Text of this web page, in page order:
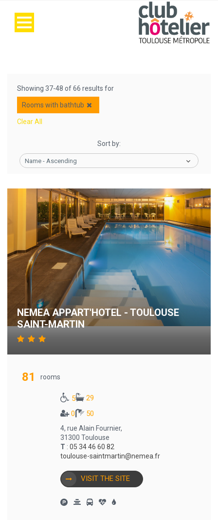
Showing 37-48 of 66 results for
Rooms with bathtub
Clear All
Sort by:
Name - Ascending
NEMEA APPART'HOTEL - TOULOUSE
SAINT-MARTIN
81 rooms
5
29
0
50
4, rue Alain Fournier,
31300 Toulouse
T : 05 34 46 60 82
toulouse-saintmartin@nemea.fr
VISIT THE SITE